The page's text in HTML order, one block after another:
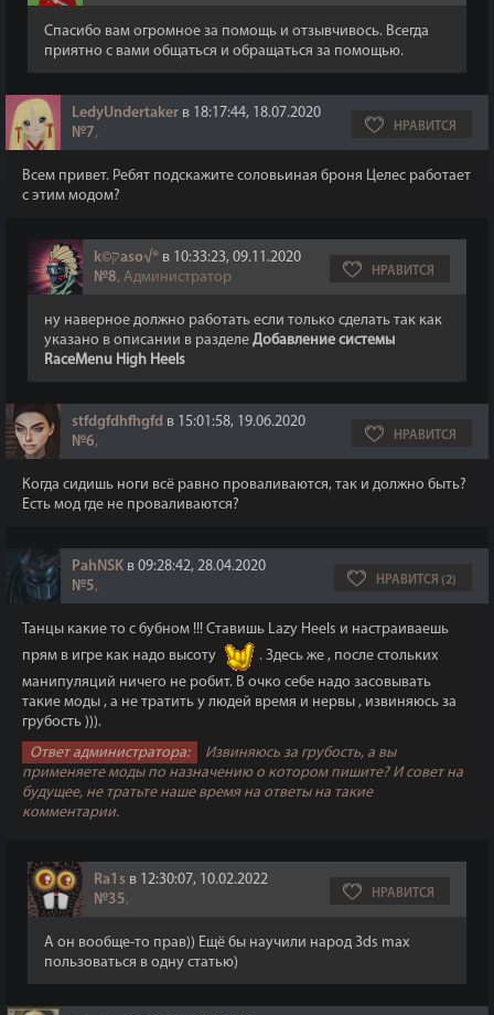
Спасибо вам огромное за помощь и отзывчивось. Всегда
приятно с вами общаться и обращаться за помощью.
LedyUndertaker в 18:17:44, 18.07.2020
№7, НРАВИТСЯ
Всем привет. Ребят подскажите соловьиная броня Целес работает
с этим модом?
k©קaso√® в 10:33:23, 09.11.2020
№8, Администратор НРАВИТСЯ
ну наверное должно работать если только сделать так как
указано в описании в разделе Добавление системы
RaceMenu High Heels
stfdgfdhfhgfd в 15:01:58, 19.06.2020
№6, НРАВИТСЯ
Когда сидишь ноги всё равно проваливаются, так и должно быть?
Есть мод где не проваливаются?
PahNSK в 09:28:42, 28.04.2020
№5, НРАВИТСЯ (2)
Танцы какие то с бубном !!! Ставишь Lazy Heels и настраиваешь
прям в игре как надо высоту
. Здесь же , после стольких
манипуляций ничего не робит. В очко себе надо засовывать
такие моды , а не тратить у людей время и нервы , извиняюсь за
грубость ))).
Ответ администратора:
Извиняюсь за грубость, а вы
применяете моды по назначению о котором пишите? И совет на
будущее, не тратьте наше время на ответы на такие
комментарии.
Ra1s в 12:30:07, 10.02.2022
№35, НРАВИТСЯ
А он вообще-то прав)) Ещё бы научили народ 3ds max
пользоваться в одну статью)